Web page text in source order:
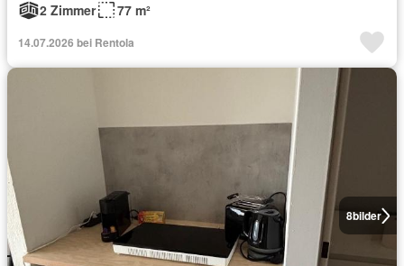
2 Zimmer
77 m²
14.07.2026 bei Rentola
8bilder